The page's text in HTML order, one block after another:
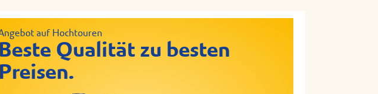
auf Hochtouren
Beste Qualität zu besten
Preisen.